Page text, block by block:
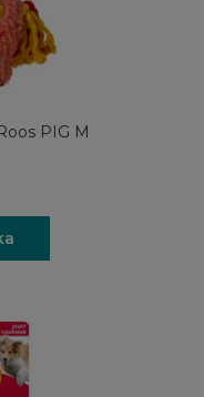
PIG M